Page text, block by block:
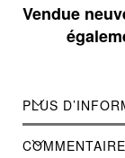
Vendue
PLUS